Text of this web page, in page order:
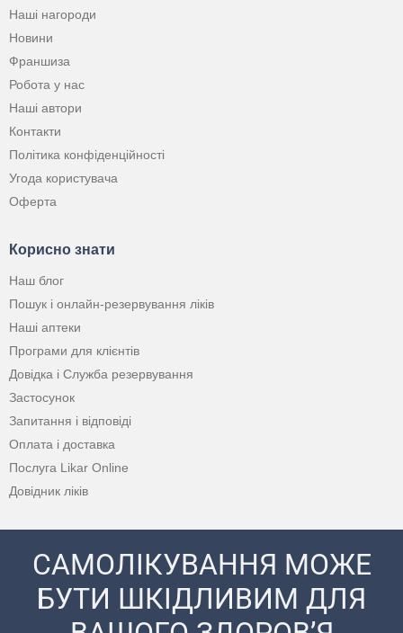
Наші нагороди
Новини
Франшиза
Робота у нас
Наші автори
Контакти
Політика конфіденційності
Угода користувача
Оферта
Корисно знати
Наш блог
Пошук і онлайн-резервування ліків
Наші аптеки
Програми для клієнтів
Довідка і Служба резервування
Застосунок
Запитання і відповіді
Оплата і доставка
Послуга Likar Online
Довідник ліків
САМОЛІКУВАННЯ МОЖЕ
БУТИ ШКІДЛИВИМ ДЛЯ